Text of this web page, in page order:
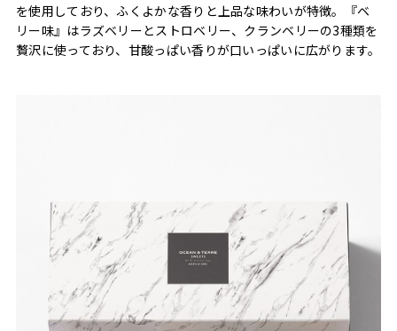
を使用しており、ふくよかな香りと上品な味わいが特徴。『ベ
リー味』はラズベリーとストロベリー、クランベリーの3種類を
贅沢に使っており、甘酸っぱい香りが口いっぱいに広がります。